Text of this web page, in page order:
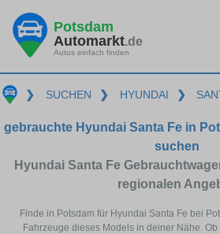
Potsdam
Automarkt.de
Autos einfach finden
❯ SUCHEN ❯ HYUNDAI ❯
gebrauchte Hyundai Santa Fe in
suchen
Hyundai Santa Fe
regionalen
Finde in Potsdam für Hyundai Santa Fe bei
Fahrzeuge dieses Models in deiner Nähe.